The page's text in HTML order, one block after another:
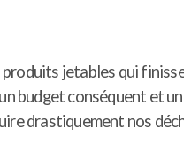
produits jetables qui
conséquent et
drastiquement nos